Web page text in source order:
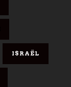
ISRAËL